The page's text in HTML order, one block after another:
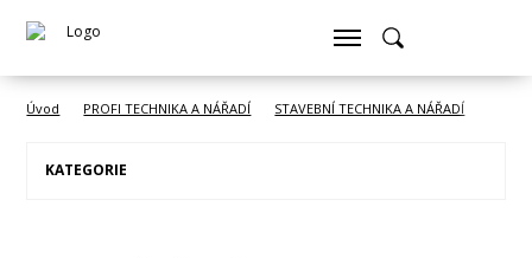
Úvod PROFI TECHNIKA A NÁŘADÍ STAVEBNÍ TECHNIKA A NÁŘADÍ
KATEGORIE